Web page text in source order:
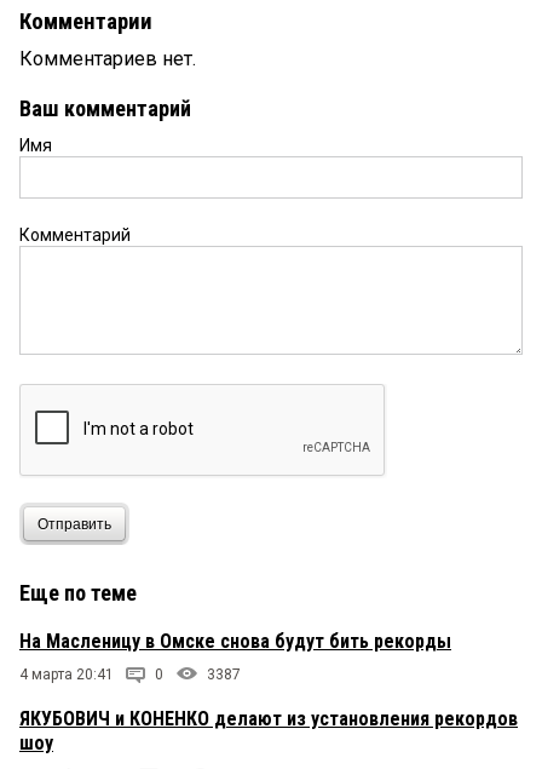
Комментарии
Комментариев нет.
Ваш комментарий
Имя
Комментарий
Отправить
Еще по теме
На Масленицу в Омске снова будут бить рекорды
4 марта 20:41 0 3387
ЯКУБОВИЧ и КОНЕНКО делают из установления рекордов
шоу